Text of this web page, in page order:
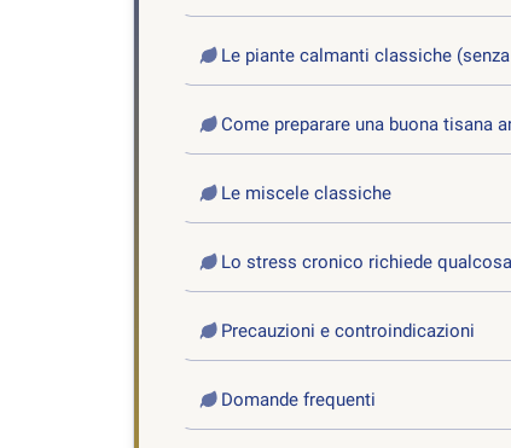
Le piante calmanti classiche
Come preparare una buona tisana
Le miscele classiche
Lo stress cronico richiede
Precauzioni e controindicazioni
Domande frequenti